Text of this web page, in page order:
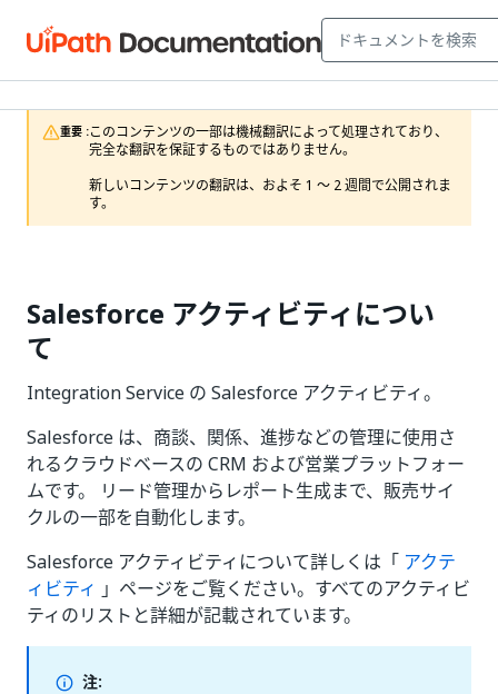
重要 :このコンテンツの一部は機械翻訳によって処理されており、
完全な翻訳を保証するものではありません。
新しいコンテンツの翻訳は、およそ 1 ～ 2 週間で公開されま
す。
Salesforce アクティビティについ
て
Integration Service の Salesforce アクティビティ。
Salesforce は、商談、関係、進捗などの管理に使用さ
れるクラウドベースの CRM および営業プラットフォー
ムです。 リード管理からレポート生成まで、販売サイ
クルの一部を自動化します。
Salesforce アクティビティについて詳しくは「 アクテ
ィビティ 」ページをご覧ください。すべてのアクティビ
ティのリストと詳細が記載されています。
注: